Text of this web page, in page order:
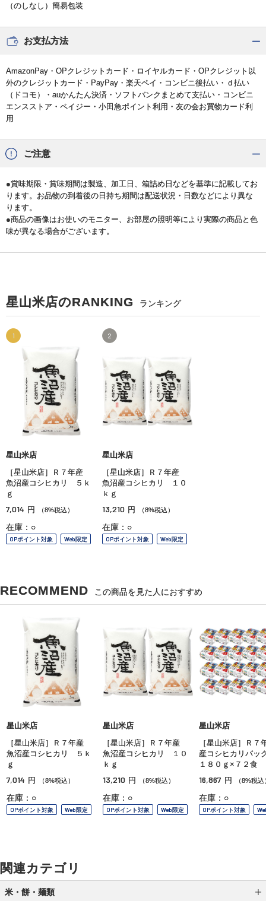
（のしなし）簡易包装
お支払方法
AmazonPay・OPクレジットカード・ロイヤルカード・OPクレジット以
外のクレジットカード・PayPay・楽天ペイ・コンビニ後払い・ｄ払い
（ドコモ）・auかんたん決済・ソフトバンクまとめて支払い・コンビニ
エンスストア・ペイジー・小田急ポイント利用・友の会お買物カード利
用
ご注意
●賞味期限・賞味期間は製造、加工日、箱詰め日などを基準に記載してお
ります。お品物の到着後の日持ち期間は配送状況・日数などにより異な
ります。
●商品の画像はお使いのモニター、お部屋の照明等により実際の商品と色
味が異なる場合がございます。
星山米店のRANKING ランキング
1
星山米店
［星山米店］Ｒ７年産
魚沼産コシヒカリ ５ｋ
ｇ
7,014 円 （8%税込）
在庫：○
OPポイント対象 Web限定
2
星山米店
［星山米店］Ｒ７年産
魚沼産コシヒカリ １０
ｋｇ
13,210 円 （8%税込）
在庫：○
OPポイント対象 Web限定
RECOMMEND この商品を見た人におすすめ
星山米店
［星山米店］Ｒ７年産
魚沼産コシヒカリ ５ｋ
ｇ
7,014 円 （8%税込）
在庫：○
OPポイント対象 Web限定
星山米店
［星山米店］Ｒ７年産
魚沼産コシヒカリ １０
ｋｇ
13,210 円 （8%税込）
在庫：○
OPポイント対象 Web限定
星山米店
［星山米店］Ｒ７
産コシヒカリパッ
１８０ｇ×７２食
16,867 円 （8%税込
在庫：○
OPポイント対象
関連カテゴリ
米・餅・麺類